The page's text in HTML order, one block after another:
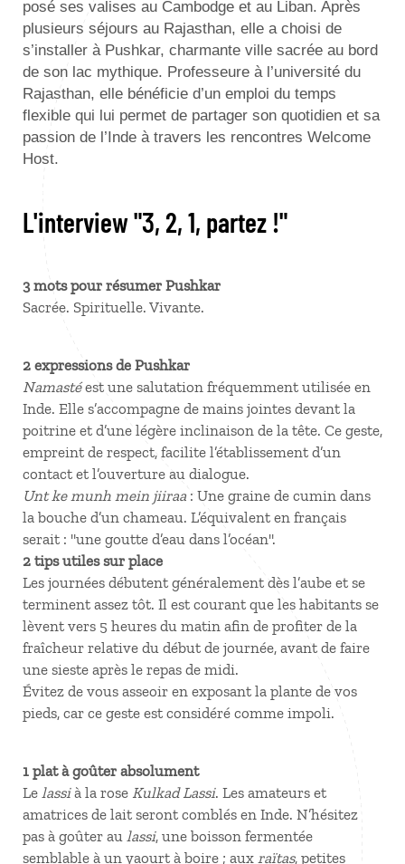
posé ses valises au Cambodge et au Liban. Après
plusieurs séjours au Rajasthan, elle a choisi de
s’installer à Pushkar, charmante ville sacrée au bord
de son lac mythique. Professeure à l’université du
Rajasthan, elle bénéficie d’un emploi du temps
flexible qui lui permet de partager son quotidien et sa
passion de l’Inde à travers les rencontres Welcome
Host.
L'interview "3, 2, 1, partez !"
3 mots pour résumer Pushkar
Sacrée. Spirituelle. Vivante.
2 expressions de Pushkar
Namastéest une salutation fréquemment utilisée en
Inde. Elle s’accompagne de mains jointes devant la
poitrine et d’une légère inclinaison de la tête. Ce geste,
empreint de respect, facilite l’établissement d’un
contact et l’ouverture au dialogue.
Unt ke munh mein jiiraa : Une graine de cumin dans
la bouche d’un chameau. L’équivalent en français
serait : "une goutte d’eau dans l’océan".
2 tips utiles sur place
Les journées débutent généralement dès l’aube et se
terminent assez tôt. Il est courant que les habitants se
lèvent vers 5 heures du matin afin de profiter de la
fraîcheur relative du début de journée, avant de faire
une sieste après le repas de midi.
Évitez de vous asseoir en exposant la plante de vos
pieds, car ce geste est considéré comme impoli.
1 plat à goûter absolument
Le lassià la rose Kulkad Lassi. Les amateurs et
amatrices de lait seront comblés en Inde. N’hésitez
pas à goûter au lassi, une boisson fermentée
semblable à un yaourt à boire ; aux raïtas, petites